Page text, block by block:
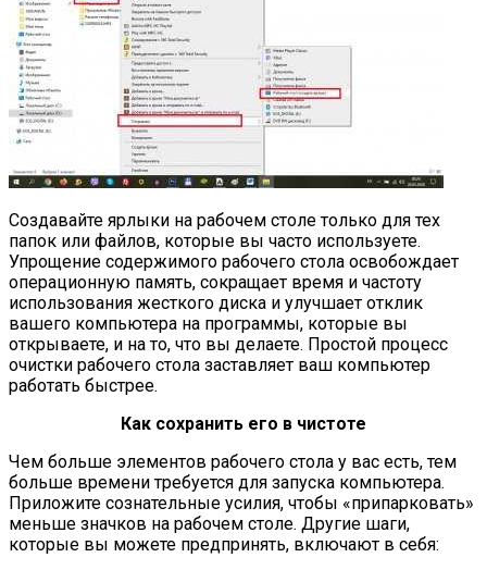
Создавайте ярлыки на рабочем столе только для тех
папок или файлов, которые вы часто используете.
Упрощение содержимого рабочего стола освобождает
операционную память, сокращает время и частоту
использования жесткого диска и улучшает отклик
вашего компьютера на программы, которые вы
открываете, и на то, что вы делаете. Простой процесс
очистки рабочего стола заставляет ваш компьютер
работать быстрее.
Как сохранить его в чистоте
Чем больше элементов рабочего стола у вас есть, тем
больше времени требуется для запуска компьютера.
Приложите сознательные усилия, чтобы «припарковать»
меньше значков на рабочем столе. Другие шаги,
которые вы можете предпринять, включают в себя: